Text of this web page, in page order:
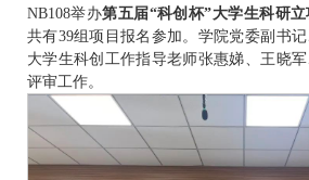
NB108举办第五届“科创杯”大学生科研
共有39组项目报名参加。学院党委副书记
大学生科创工作指导老师张惠娣、王晓
评审工作。